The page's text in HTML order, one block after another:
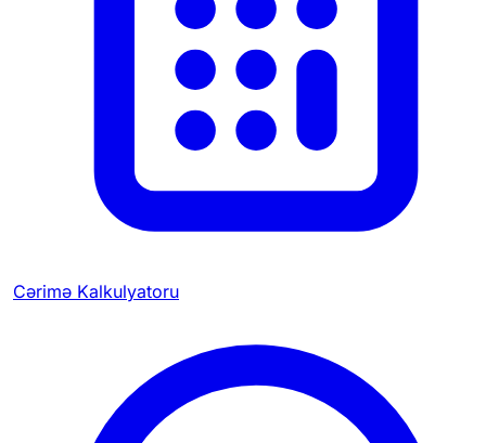
Cərimə Kalkulyatoru